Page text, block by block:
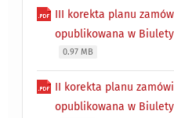
III korekta planu
opublikowana w
0.97 MB
II korekta planu
opublikowana w